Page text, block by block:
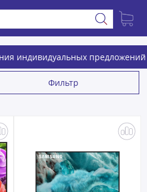
индивидуальных предложений
Фильтр